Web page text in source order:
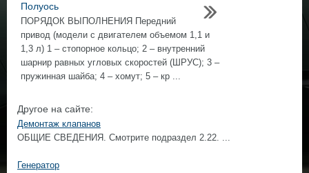
Полуось
ПОРЯДОК ВЫПОЛНЕНИЯ Передний
привод (модели с двигателем объемом 1,1 и
1,3 л) 1 – стопорное кольцо; 2 – внутренний
шарнир равных угловых скоростей (ШРУС); 3 –
пружинная шайба; 4 – хомут; 5 – кр ...
Другое на сайте:
Демонтаж клапанов
ОБЩИЕ СВЕДЕНИЯ. Смотрите подраздел 2.22. ...
Генератор